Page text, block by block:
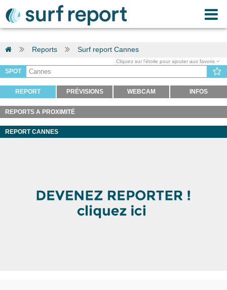
Reports Surf report Cannes
Cliquez sur l'étoile pour ajouter aux favoris
SPOT
REPORT PRÉVISIONS WEBCAM INFOS
REPORTS A PROXIMITÉ
REPORT CANNES